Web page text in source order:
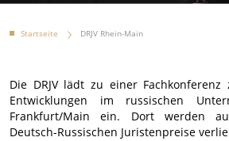
Startseite DRJV Rhein-Main
Die DRJV lädt zu einer Fachkonferenz
Entwicklungen im russischen
Frankfurt/Main ein. Dort werden
Deutsch-Russischen Juristenpreise